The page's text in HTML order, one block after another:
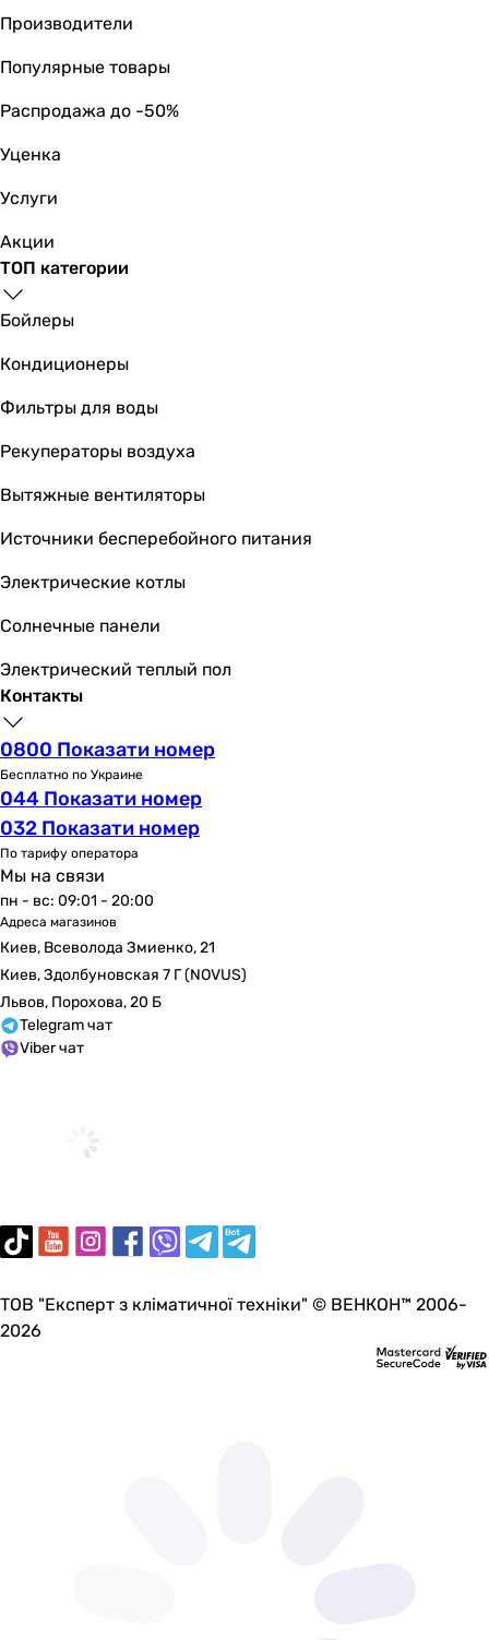
Производители
Популярные товары
Распродажа до -50%
Уценка
Услуги
Акции
ТОП категории
Бойлеры
Кондиционеры
Фильтры для воды
Рекуператоры воздуха
Вытяжные вентиляторы
Источники бесперебойного питания
Электрические котлы
Солнечные панели
Электрический теплый пол
Контакты
0800 Показати номер
Бесплатно по Украине
044 Показати номер
032 Показати номер
По тарифу оператора
Мы на связи
пн - вс: 09:01 - 20:00
Адреса магазинов
Киев, Всеволода Змиенко, 21
Киев, Здолбуновская 7 Г (NOVUS)
Львов, Порохова, 20 Б
Telegram чат
Viber чат
ТОВ "Експерт з кліматичної техніки" © ВЕНКОН™ 2006-
2026